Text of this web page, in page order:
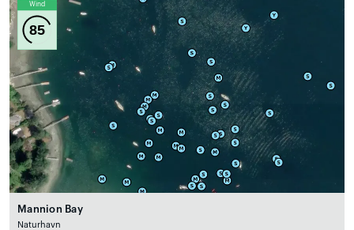
Wind
85
Mannion Bay
Naturhavn